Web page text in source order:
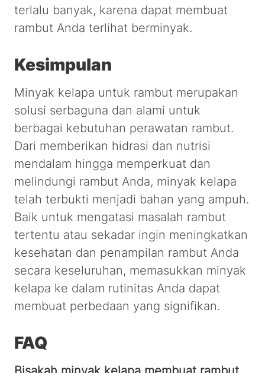
terlalu banyak, karena dapat membuat
rambut Anda terlihat berminyak.
Kesimpulan
Minyak kelapa untuk rambut merupakan
solusi serbaguna dan alami untuk
berbagai kebutuhan perawatan rambut.
Dari memberikan hidrasi dan nutrisi
mendalam hingga memperkuat dan
melindungi rambut Anda, minyak kelapa
telah terbukti menjadi bahan yang ampuh.
Baik untuk mengatasi masalah rambut
tertentu atau sekadar ingin meningkatkan
kesehatan dan penampilan rambut Anda
secara keseluruhan, memasukkan minyak
kelapa ke dalam rutinitas Anda dapat
membuat perbedaan yang signifikan.
FAQ